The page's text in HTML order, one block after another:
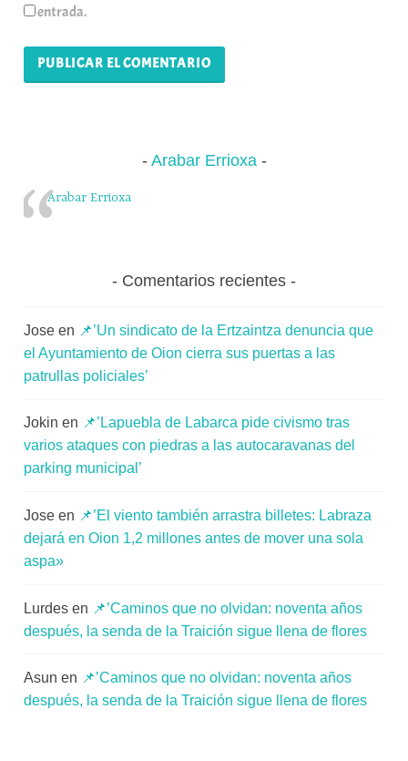
entrada.
Arabar Errioxa
Arabar Errioxa
Comentarios recientes
Jose en 📌’Un sindicato de la Ertzaintza denuncia que
el Ayuntamiento de Oion cierra sus puertas a las
patrullas policiales’
Jokin en 📌’Lapuebla de Labarca pide civismo tras
varios ataques con piedras a las autocaravanas del
parking municipal’
Jose en 📌’El viento también arrastra billetes: Labraza
dejará en Oion 1,2 millones antes de mover una sola
aspa»
Lurdes en 📌’Caminos que no olvidan: noventa años
después, la senda de la Traición sigue llena de flores
Asun en 📌’Caminos que no olvidan: noventa años
después, la senda de la Traición sigue llena de flores